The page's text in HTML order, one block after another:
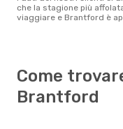
che la stagione più
viaggiare e Brantford è
Come
Brantford